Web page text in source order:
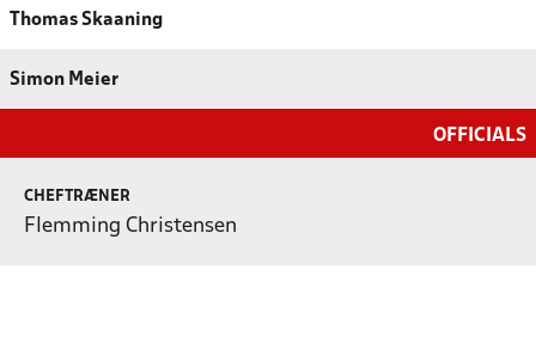
Thomas Skaaning
Simon Meier
OFFICIALS
CHEFTRÆNER
Flemming Christensen